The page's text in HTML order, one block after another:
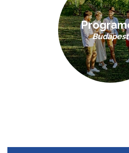
Budapest